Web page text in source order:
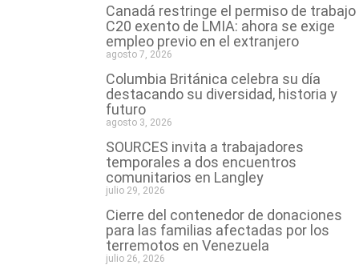
Canadá restringe el permiso de trabajo
C20 exento de LMIA: ahora se exige
empleo previo en el extranjero
agosto 7, 2026
Columbia Británica celebra su día
destacando su diversidad, historia y
futuro
agosto 3, 2026
SOURCES invita a trabajadores
temporales a dos encuentros
comunitarios en Langley
julio 29, 2026
Cierre del contenedor de donaciones
para las familias afectadas por los
terremotos en Venezuela
julio 26, 2026